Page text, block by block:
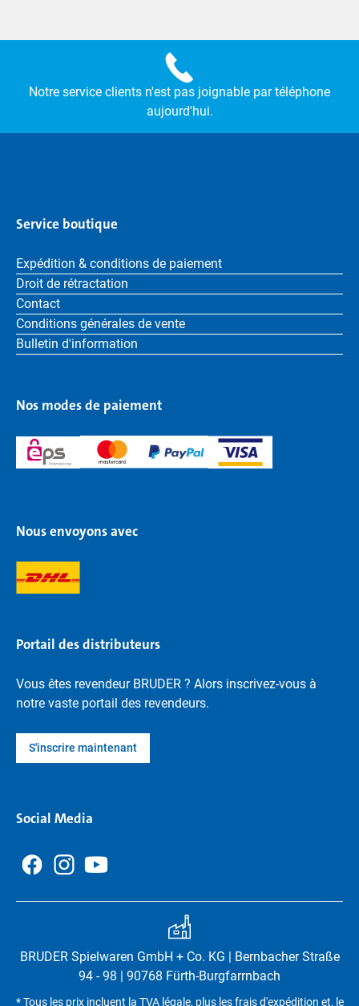
Notre service clients n'est pas joignable par téléphone
aujourd'hui.
Service boutique
Expédition & conditions de paiement
Droit de rétractation
Contact
Conditions générales de vente
Bulletin d'information
Nos modes de paiement
Nous envoyons avec
Portail des distributeurs
Vous êtes revendeur BRUDER ? Alors inscrivez-vous à
notre vaste portail des revendeurs.
S'inscrire maintenant
Social Media
BRUDER Spielwaren GmbH + Co. KG | Bernbacher Straße
94 - 98 | 90768 Fürth-Burgfarrnbach
* Tous les prix incluent la TVA légale, plus les frais d'expédition et, le